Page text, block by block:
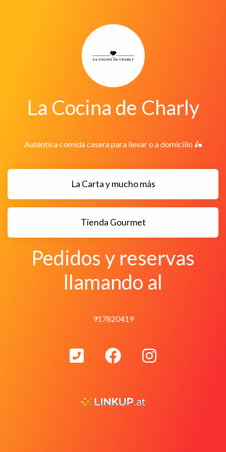
La Cocina de Charly
Auténtica comida casera para llevar o a domicilio 🛵
La Carta y mucho más
Tienda Gourmet
Pedidos y reservas
llamando al
917820419